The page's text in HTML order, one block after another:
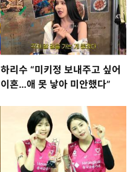
하리수 “미키정 보내주고 싶어
이혼…애 못 낳아 미안했다”